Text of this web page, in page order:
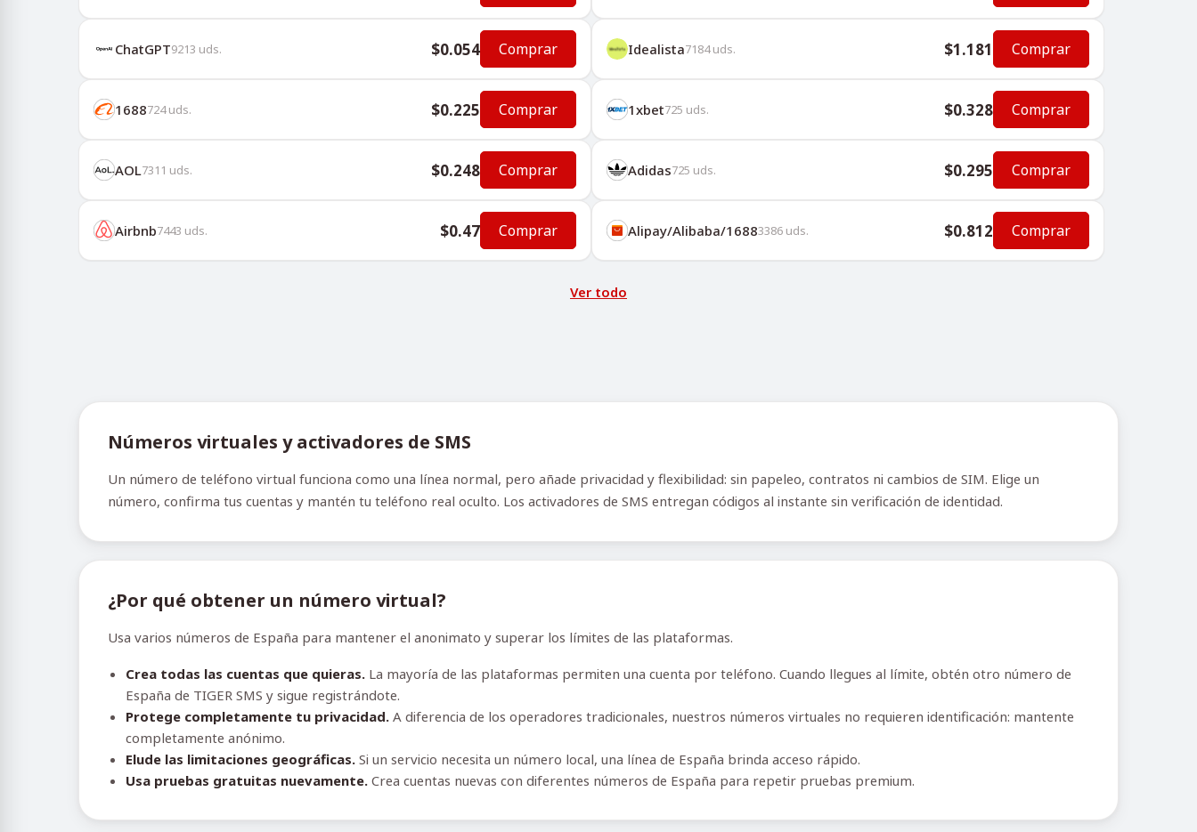
ChatGPT9213 uds. $0.054 Comprar Idealista7184uds. $1.181 Comprar
1688724uds. $0.225 Comprar 1хbet725 uds. $0.328 Comprar
AOL7311 uds. $0.248 Comprar Adidas725 uds. $0.295 Comprar
Airbnb7443 uds. $0.47 Comprar Alipay/Alibaba/16883386 uds. $0.812 Comprar
Ver todo
Números virtuales y activadores de SMS
Un número de teléfono virtual funciona como una línea normal, pero añade privacidad y flexibilidad: sin papeleo, contratos ni cambios de SIM. Elige un
número, confirma tus cuentas y mantén tu teléfono real oculto. Los activadores de SMS entregan códigos al instante sin verificación de identidad.
¿Por qué obtener un número virtual?
Usa varios números de España para mantener el anonimato y superar los límites de las plataformas.
Crea todas las cuentas que quieras. La mayoría de las plataformas permiten una cuenta por teléfono. Cuando llegues al límite, obtén otro número de
España de TIGER SMS y sigue registrándote.
Protege completamente tu privacidad. A diferencia de los operadores tradicionales, nuestros números virtuales no requieren identificación: mantente
completamente anónimo.
Elude las limitaciones geográficas. Si un servicio necesita un número local, una línea de España brinda acceso rápido.
Usa pruebas gratuitas nuevamente. Crea cuentas nuevas con diferentes números de España para repetir pruebas premium.